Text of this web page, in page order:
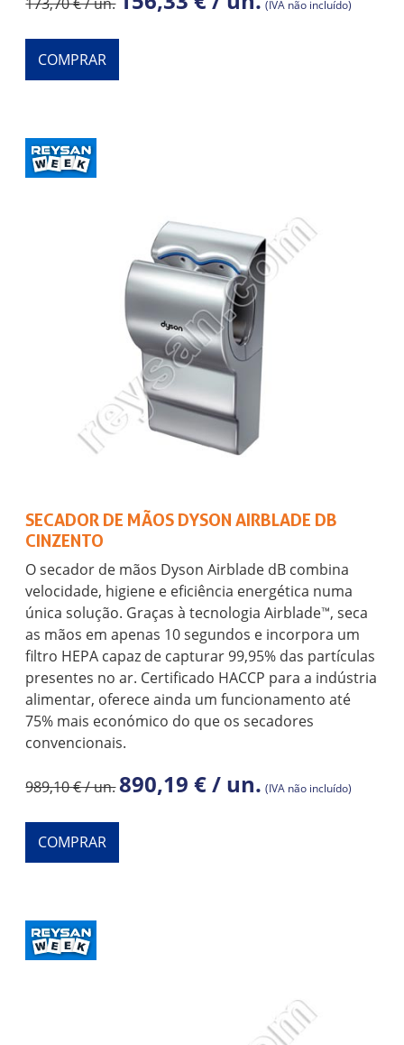
173,70 € / un. (IVA não incluído)
COMPRAR
SECADOR DE MÃOS DYSON AIRBLADE DB
CINZENTO
O secador de mãos Dyson Airblade dB combina
velocidade, higiene e eficiência energética numa
única solução. Graças à tecnologia Airblade™, seca
as mãos em apenas 10 segundos e incorpora um
filtro HEPA capaz de capturar 99,95% das partículas
presentes no ar. Certificado HACCP para a indústria
alimentar, oferece ainda um funcionamento até
75% mais económico do que os secadores
convencionais.
989,10 € / un.890,19 € / un. (IVA não incluído)
COMPRAR